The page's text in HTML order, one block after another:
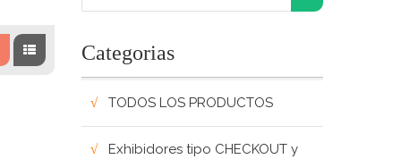
Categorias
TODOS LOS PRODUCTOS
Exhibidores tipo CHECKOUT y